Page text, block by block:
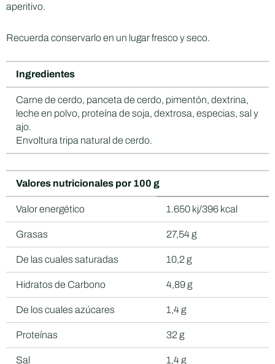
aperitivo.
Recuerda conservarlo en un lugar fresco y seco.
Ingredientes
Carne de cerdo, panceta de cerdo, pimentón, dextrina,
leche en polvo, proteína de soja, dextrosa, especias, sal y
ajo.
Envoltura tripa natural de cerdo.
Valores nutricionales por 100 g
Valor energético 1.650 kj/396 kcal
Grasas 27,54 g
De las cuales saturadas 10,2 g
Hidratos de Carbono 4,89 g
De los cuales azúcares 1,4 g
Proteínas 32 g
Sal 1,4 g